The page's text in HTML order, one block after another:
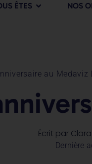
ÊTES NOS
au Medaviz
Écrit par
Dernière